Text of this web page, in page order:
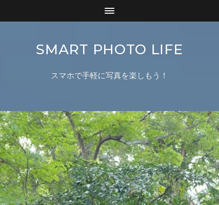
SMART PHOTO LIFE
スマホで手軽に写真を楽しもう！